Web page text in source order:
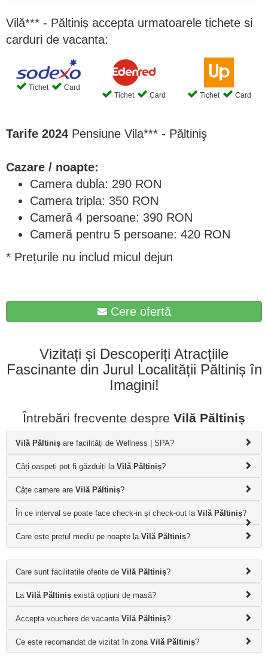
Vilă*** - Păltiniș accepta urmatoarele tichete si
carduri de vacanta:
Tichet
Card
Tichet
Card Tichet Card
Tarife 2024 Pensiune Vila*** - Păltiniş
Cazare / noapte:
Camera dubla: 290 RON
Camera tripla: 350 RON
Cameră 4 persoane: 390 RON
Cameră pentru 5 persoane: 420 RON
* Prețurile nu includ micul dejun
Cere ofertă
Vizitați și Descoperiți Atracțiile
Fascinante din Jurul Localității Păltiniș în
Imagini!
Întrebări frecvente despre Vilă Păltiniș
Vilă Păltiniș are facilități de Wellness | SPA?
Câți oaspeți pot fi găzduiți la Vilă Păltiniș?
Câțe camere are Vilă Păltiniș?
În ce interval se poate face check-in și check-out la Vilă Păltiniș?
Care este pretul mediu pe noapte la Vilă Păltiniș?
Care sunt facilitatile oferite de Vilă Păltiniș?
La Vilă Păltiniș există opțiuni de masă?
Accepta vouchere de vacanta Vilă Păltiniș?
Ce este recomandat de vizitat în zona Vilă Păltiniș?